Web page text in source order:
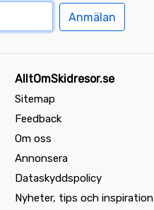
Anmälan
AlltOmSkidresor.se
Sitemap
Feedback
Om oss
Annonsera
Dataskyddspolicy
Nyheter, tips och inspiration